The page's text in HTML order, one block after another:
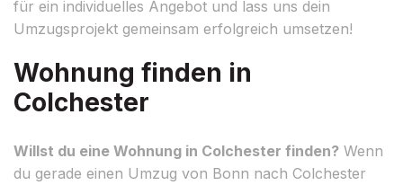
für ein individuelles Angebot und lass uns dein
Umzugsprojekt gemeinsam erfolgreich umsetzen!
Wohnung finden in
Colchester
Willst du eine Wohnung in Colchester finden? Wenn
du gerade einen Umzug von Bonn nach Colchester